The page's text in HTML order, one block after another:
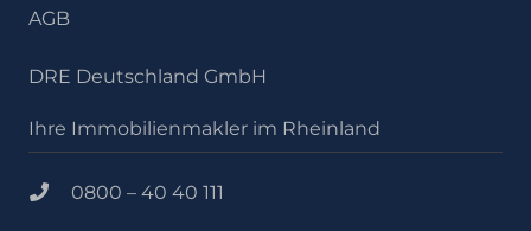
AGB
DRE Deutschland GmbH
Ihre Immobilienmakler im Rheinland
0800 – 40 40 111